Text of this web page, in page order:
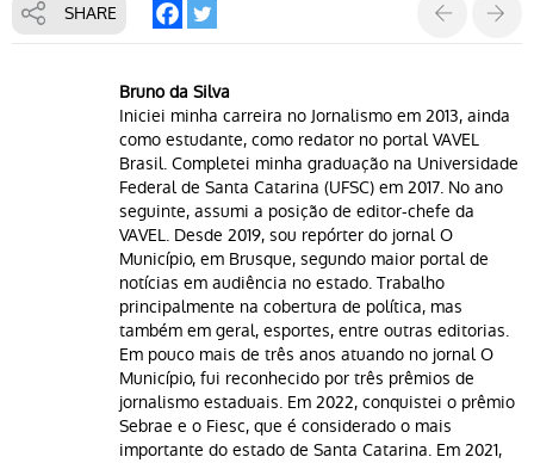
SHARE
Bruno da Silva
Iniciei minha carreira no Jornalismo em 2013, ainda
como estudante, como redator no portal VAVEL
Brasil. Completei minha graduação na Universidade
Federal de Santa Catarina (UFSC) em 2017. No ano
seguinte, assumi a posição de editor-chefe da
VAVEL. Desde 2019, sou repórter do jornal O
Município, em Brusque, segundo maior portal de
notícias em audiência no estado. Trabalho
principalmente na cobertura de política, mas
também em geral, esportes, entre outras editorias.
Em pouco mais de três anos atuando no jornal O
Município, fui reconhecido por três prêmios de
jornalismo estaduais. Em 2022, conquistei o prêmio
Sebrae e o Fiesc, que é considerado o mais
importante do estado de Santa Catarina. Em 2021,